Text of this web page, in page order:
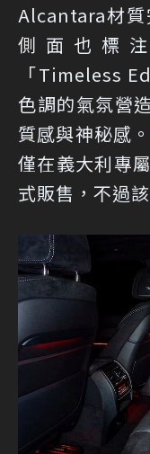
Alcantara材質
側面也標
「Timeless
色調的氣氛營
質感與神秘感。
僅在義大利專
式販售，不過